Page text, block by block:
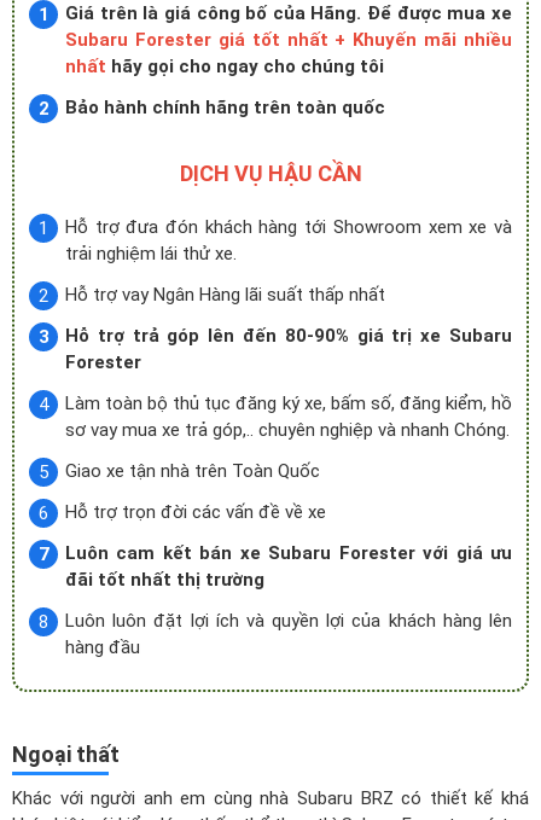
Giá trên là giá công bố của Hãng. Để được mua xe
Subaru Forester giá tốt nhất + Khuyến mãi nhiều
nhất hãy gọi cho ngay cho chúng tôi
Bảo hành chính hãng trên toàn quốc
DỊCH VỤ HẬU CẦN
Hỗ trợ đưa đón khách hàng tới Showroom xem xe và
trải nghiệm lái thử xe.
Hỗ trợ vay Ngân Hàng lãi suất thấp nhất
Hỗ trợ trả góp lên đến 80-90% giá trị xe Subaru
Forester
Làm toàn bộ thủ tục đăng ký xe, bấm số, đăng kiểm, hồ
sơ vay mua xe trả góp,.. chuyên nghiệp và nhanh Chóng.
Giao xe tận nhà trên Toàn Quốc
Hỗ trợ trọn đời các vấn đề về xe
Luôn cam kết bán xe Subaru Forester với giá ưu
đãi tốt nhất thị trường
Luôn luôn đặt lợi ích và quyền lợi của khách hàng lên
hàng đầu
Ngoại thất
Khác với người anh em cùng nhàSubaru BRZ có thiết kế khá